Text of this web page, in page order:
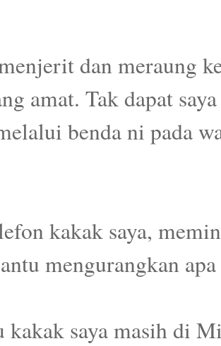
dan meraung
amat. Tak dapat
benda ni pada
kakak saya,
mengurangkan
kakak saya masih di